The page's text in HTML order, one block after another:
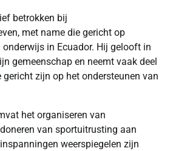
betrokken bij
met name die gericht op
in Ecuador. Hij gelooft in
gemeenschap en neemt vaak deel
gericht zijn op het ondersteunen van
het organiseren van
van sportuitrusting aan
weerspiegelen zijn